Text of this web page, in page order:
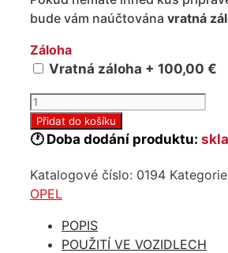
bude vám naúčtována vratná
Záloha
Vratná záloha + 100,00 €
Repasovaný
holý
blok
Opel
2.0
množství
Přidat do košíku
🕐 Doba dodání produktu:
Katalogové číslo: 0194
OPEL
POPIS
POUŽITÍ VE VOZIDLECH